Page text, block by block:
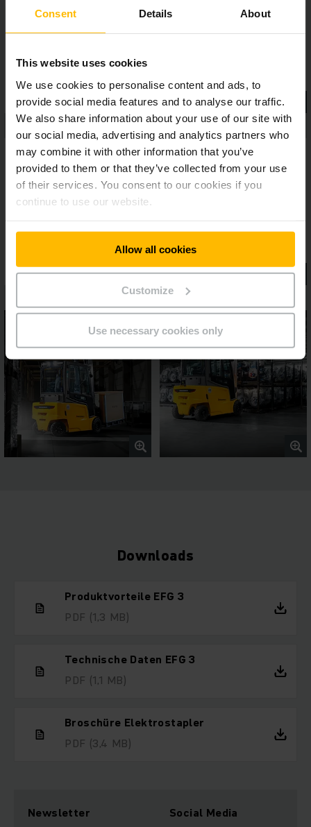
Consent Details About
This website uses cookies
We use cookies to personalise content and ads, to
provide social media features and to analyse our traffic.
We also share information about your use of our site with
our social media, advertising and analytics partners who
may combine it with other information that you’ve
provided to them or that they’ve collected from your use
of their services. You consent to our cookies if you
continue to use our website.
Allow all cookies
Customize
Use necessary cookies only
Downloads
Produktvorteile EFG 3
PDF (1,3 MB)
Technische Daten EFG 3
PDF (1,1 MB)
Broschüre Elektrostapler
PDF (3,4 MB)
Newsletter Social Media